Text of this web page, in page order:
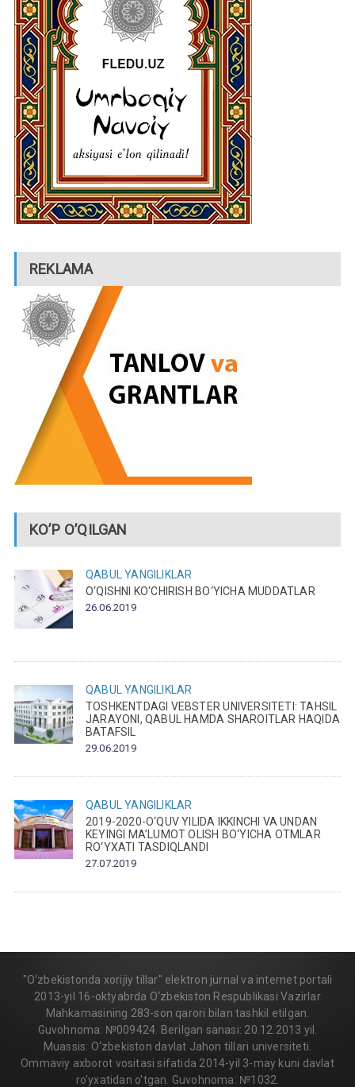
REKLAMA
KO’P O’QILGAN
QABUL
YANGILIKLAR
O‘QISHNI KO‘CHIRISH BO‘YICHA MUDDATLAR
26.06.2019
QABUL
YANGILIKLAR
TOSHKENTDAGI VEBSTER UNIVERSITETI: TAHSIL
JARAYONI, QABUL HAMDA SHAROITLAR HAQIDA
BATAFSIL
29.06.2019
QABUL
YANGILIKLAR
2019-2020-O‘QUV YILIDA IKKINCHI VA UNDAN
KEYINGI MA’LUMOT OLISH BO‘YICHA OTMLAR
RO‘YXATI TASDIQLANDI
27.07.2019
"O‘zbekistonda xorijiy tillar" elektron jurnal va internet portali
2013-yil 16-oktyabrda O‘zbekiston Respublikasi Vazirlar
Mahkamasining 283-son qarori bilan tashkil etilgan.
Guvohnoma: №009424. Berilgan sanasi: 20.12.2013 yil.
Muassis: O‘zbekiston davlat Jahon tillari universiteti.
Ommaviy axborot vositasi sifatida 2014-yil 3-may kuni davlat
ro'yxatidan o'tgan. Guvohnoma: №1032.